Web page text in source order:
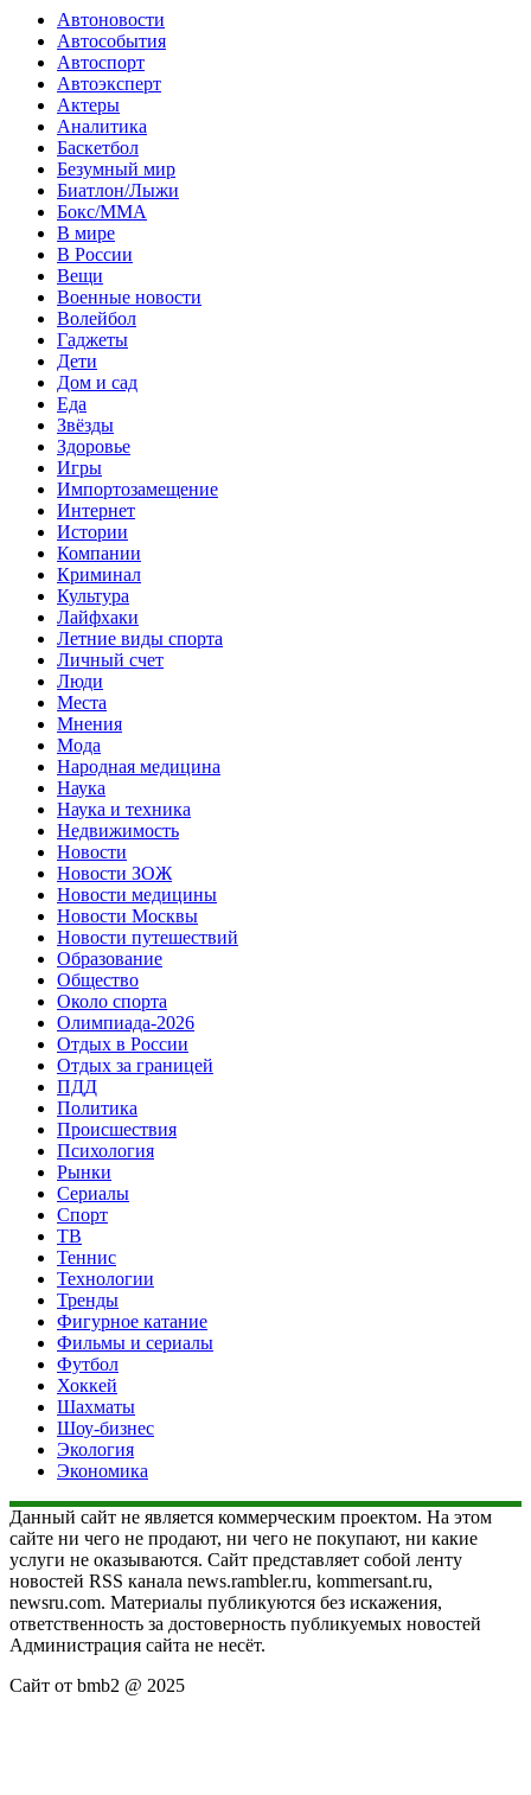
Автоновости
Автособытия
Автоспорт
Автоэксперт
Актеры
Аналитика
Баскетбол
Безумный мир
Биатлон/Лыжи
Бокс/MMA
В мире
В России
Вещи
Военные новости
Волейбол
Гаджеты
Дети
Дом и сад
Еда
Звёзды
Здоровье
Игры
Импортозамещение
Интернет
Истории
Компании
Криминал
Культура
Лайфхаки
Летние виды спорта
Личный счет
Люди
Места
Мнения
Мода
Народная медицина
Наука
Наука и техника
Недвижимость
Новости
Новости ЗОЖ
Новости медицины
Новости Москвы
Новости путешествий
Образование
Общество
Около спорта
Олимпиада-2026
Отдых в России
Отдых за границей
ПДД
Политика
Происшествия
Психология
Рынки
Сериалы
Спорт
ТВ
Теннис
Технологии
Тренды
Фигурное катание
Фильмы и сериалы
Футбол
Хоккей
Шахматы
Шоу-бизнес
Экология
Экономика
Данный сайт не является коммерческим проектом. На этом
сайте ни чего не продают, ни чего не покупают, ни какие
услуги не оказываются. Сайт представляет собой ленту
новостей RSS канала news.rambler.ru, kommersant.ru,
newsru.com. Материалы публикуются без искажения,
ответственность за достоверность публикуемых новостей
Администрация сайта не несёт.
Сайт от bmb2 @ 2025